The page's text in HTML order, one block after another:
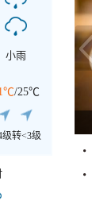
小雨
/25℃
级转<3级